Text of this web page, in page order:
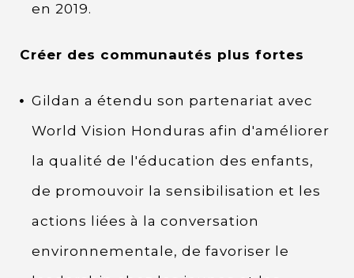
en 2019.
Créer des communautés plus fortes
Gildan a étendu son partenariat avec
World Vision Honduras afin d'améliorer
la qualité de l'éducation des enfants,
de promouvoir la sensibilisation et les
actions liées à la conversation
environnementale, de favoriser le